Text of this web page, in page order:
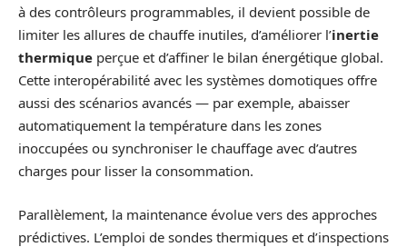
à des contrôleurs programmables, il devient possible de
limiter les allures de chauffe inutiles, d’améliorer l’inertie
thermique perçue et d’affiner le bilan énergétique global.
Cette interopérabilité avec les systèmes domotiques offre
aussi des scénarios avancés — par exemple, abaisser
automatiquement la température dans les zones
inoccupées ou synchroniser le chauffage avec d’autres
charges pour lisser la consommation.
Parallèlement, la maintenance évolue vers des approches
prédictives. L’emploi de sondes thermiques et d’inspections